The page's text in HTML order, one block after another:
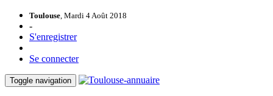
Toulouse, Mardi 4 Août 2018
-
S'enregistrer
Se connecter
Toggle navigation